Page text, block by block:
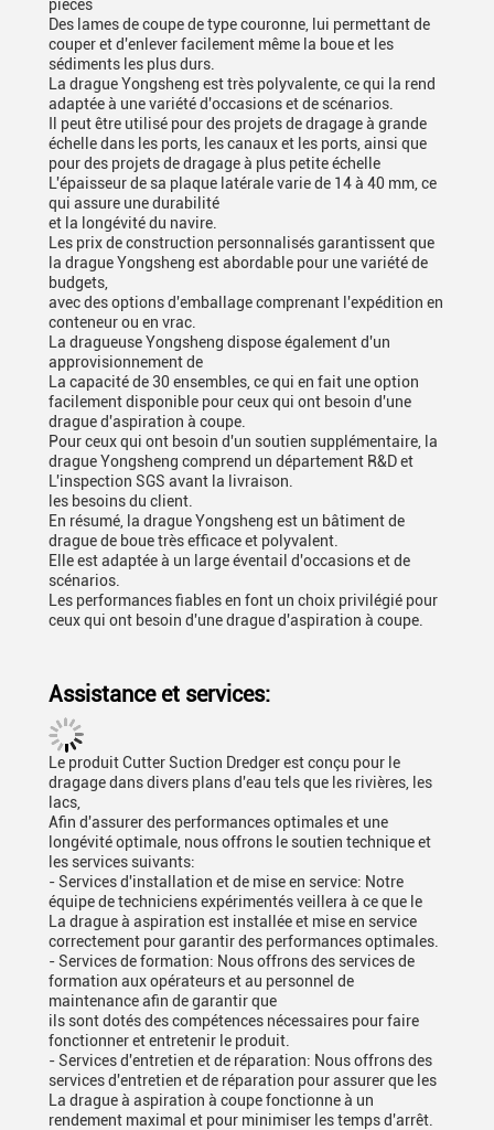
pièces
Des lames de coupe de type couronne, lui permettant de
couper et d'enlever facilement même la boue et les
sédiments les plus durs.
La drague Yongsheng est très polyvalente, ce qui la rend
adaptée à une variété d'occasions et de scénarios.
Il peut être utilisé pour des projets de dragage à grande
échelle dans les ports, les canaux et les ports, ainsi que
pour des projets de dragage à plus petite échelle
L'épaisseur de sa plaque latérale varie de 14 à 40 mm, ce
qui assure une durabilité
et la longévité du navire.
Les prix de construction personnalisés garantissent que
la drague Yongsheng est abordable pour une variété de
budgets,
avec des options d'emballage comprenant l'expédition en
conteneur ou en vrac.
La dragueuse Yongsheng dispose également d'un
approvisionnement de
La capacité de 30 ensembles, ce qui en fait une option
facilement disponible pour ceux qui ont besoin d'une
drague d'aspiration à coupe.
Pour ceux qui ont besoin d'un soutien supplémentaire, la
drague Yongsheng comprend un département R&D et
L'inspection SGS avant la livraison.
les besoins du client.
En résumé, la drague Yongsheng est un bâtiment de
drague de boue très efficace et polyvalent.
Elle est adaptée à un large éventail d'occasions et de
scénarios.
Les performances fiables en font un choix privilégié pour
ceux qui ont besoin d'une drague d'aspiration à coupe.
Assistance et services:
Le produit Cutter Suction Dredger est conçu pour le
dragage dans divers plans d'eau tels que les rivières, les
lacs,
Afin d'assurer des performances optimales et une
longévité optimale, nous offrons le soutien technique et
les services suivants:
- Services d'installation et de mise en service: Notre
équipe de techniciens expérimentés veillera à ce que le
La drague à aspiration est installée et mise en service
correctement pour garantir des performances optimales.
- Services de formation: Nous offrons des services de
formation aux opérateurs et au personnel de
maintenance afin de garantir que
ils sont dotés des compétences nécessaires pour faire
fonctionner et entretenir le produit.
- Services d'entretien et de réparation: Nous offrons des
services d'entretien et de réparation pour assurer que les
La drague à aspiration à coupe fonctionne à un
rendement maximal et pour minimiser les temps d'arrêt.